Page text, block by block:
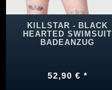
KILLSTAR - BLACK
HEARTED SWIMSUIT
BADEANZUG
52,90 € *